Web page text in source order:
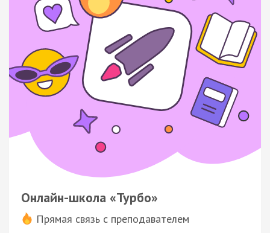
Онлайн-школа «Турбо»
Прямая связь с преподавателем